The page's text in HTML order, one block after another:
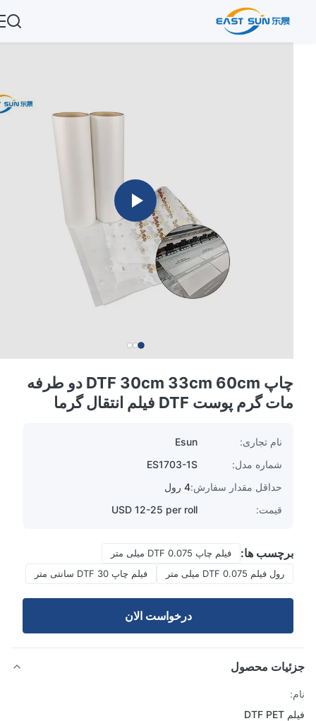
چاپ DTF 30cm 33cm 60cm دو طرفه
مات گرم پوست DTF فیلم انتقال گرما
نام تجاری:
شماره مدل:
ES1703-1S
حداقل مقدار سفارش:4 رول
قیمت:
USD 12-25 per roll
برچسب ها:
فیلم چاپ DTF 0.075 میلی متر
رول فیلم DTF 0.075 میلی متر
فیلم چاپ DTF 30 سانتی متر
درخواست الان
محصول